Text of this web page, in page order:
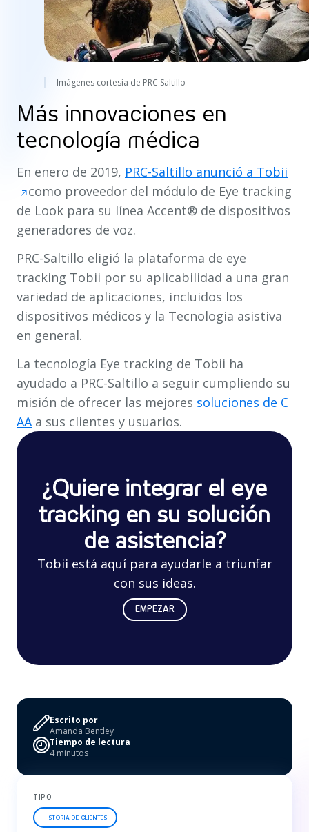
Imágenes cortesía de PRC Saltillo
Más innovaciones en
tecnología médica
En enero de 2019, PRC-Saltillo anunció a Tobii
como proveedor del módulo de Eye tracking
de Look para su línea Accent® de dispositivos
generadores de voz.
PRC-Saltillo eligió la plataforma de eye
tracking Tobii por su aplicabilidad a una gran
variedad de aplicaciones, incluidos los
dispositivos médicos y la Tecnologia asistiva
en general.
La tecnología Eye tracking de Tobii ha
ayudado a PRC-Saltillo a seguir cumpliendo su
misión de ofrecer las mejores soluciones de C
AA a sus clientes y usuarios.
¿Quiere integrar el eye
tracking en su solución
de asistencia?
Tobii está aquí para ayudarle a triunfar
con sus ideas.
EMPEZAR
Escrito por
Amanda Bentley
Tiempo de lectura
4 minutos
TIPO
HISTORIA DE CLIENTES